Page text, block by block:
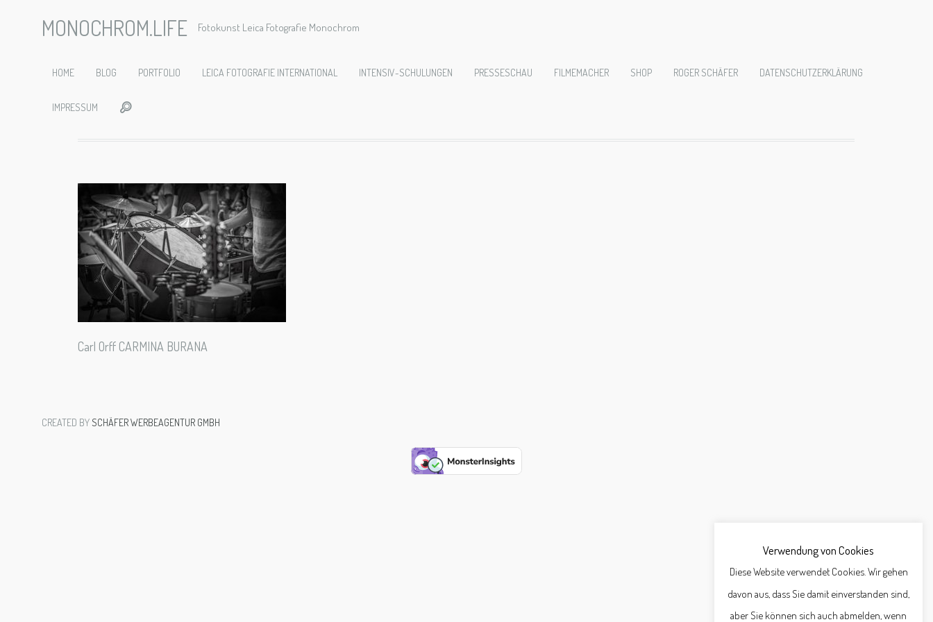
MONOCHROM.LIFE Fotokunst Leica Fotografie Monochrom
HOME BLOG PORTFOLIO LEICA FOTOGRAFIE INTERNATIONAL INTENSIV-SCHULUNGEN PRESSESCHAU FILMEMACHER SHOP ROGER SCHÄFER DATENSCHUTZERKLÄRUNG
IMPRESSUM
Carl Orff CARMINA BURANA
Carl Orff CARMINA BURANA
CREATED BY SCHÄFER WERBEAGENTUR GMBH
Verwendung von Cookies
Diese Website verwendet Cookies. Wir gehen
davon aus, dass Sie damit einverstanden sind,
aber Sie können sich auch abmelden, wenn